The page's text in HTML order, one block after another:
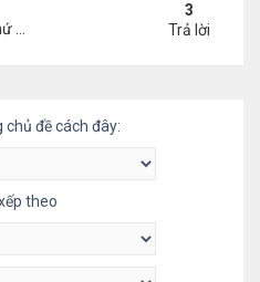
10:16 pm
3
Trả lời
chủ đề cách đây:
theo